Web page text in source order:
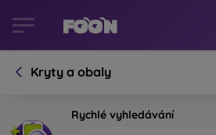
Kryty a obaly
Rychlé vyhledávání